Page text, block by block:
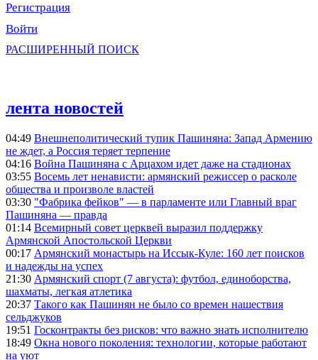
Регистрация
Войти
РАСШИРЕННЫЙ ПОИСК
лента новостей
04:49 Внешнеполитический тупик Пашиняна: Запад Армению
не ждет, а Россия теряет терпение
04:16 Война Пашиняна с Арцахом идет даже на стадионах
03:55 Восемь лет ненависти: армянский режиссер о расколе
общества и произволе властей
03:30 "Фабрика фейков" — в парламенте или Главный враг
Пашиняна — правда
01:14 Всемирный совет церквей выразил поддержку
Армянской Апостольской Церкви
00:17 Армянский монастырь на Иссык-Куле: 160 лет поисков
и надежды на успех
21:30 Армянский спорт (7 августа): футбол, единоборства,
шахматы, легкая атлетика
20:37 Такого как Пашинян не было со времен нашествия
сельджуков
19:51 Госконтракты без рисков: что важно знать исполнителю
18:49 Окна нового поколения: технологии, которые работают
на уют